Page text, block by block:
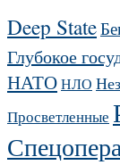
Deep State
Глубокое
НАТОНЛО
Просветленные